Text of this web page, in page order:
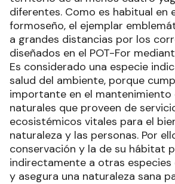
diferentes. Como es habitual en
formoseño, el ejemplar
a grandes distancias por los
diseñados en el POT-For
Es considerado una especie
salud del ambiente, porque
importante en el mantenimiento
naturales que proveen de
ecosistémicos vitales para el
naturaleza y las personas. Por
conservación y la de su hábitat
indirectamente a otras especies
y asegura una naturaleza sana